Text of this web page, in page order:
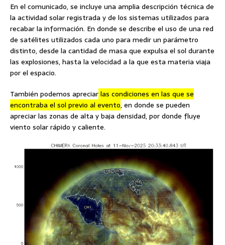
En el comunicado, se incluye una amplia descripción técnica de
la actividad solar registrada y de los sistemas utilizados para
recabar la información. En donde se describe el uso de una red
de satélites utilizados cada uno para medir un parámetro
distinto, desde la cantidad de masa que expulsa el sol durante
las explosiones, hasta la velocidad a la que esta materia viaja
por el espacio.
También podemos apreciarlas condiciones en las que se
encontraba el sol previo al evento, en donde se pueden
apreciar las zonas de alta y baja densidad, por donde fluye
viento solar rápido y caliente.